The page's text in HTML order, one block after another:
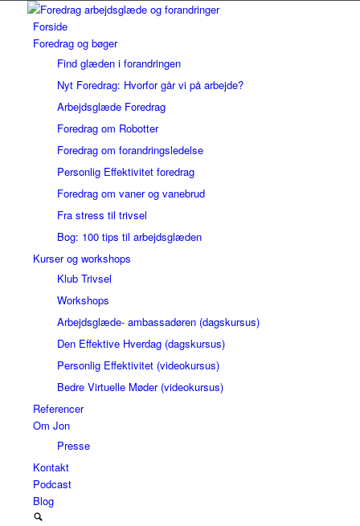
Forside
Foredrag og bøger
Find glæden i forandringen
Nyt Foredrag: Hvorfor går vi på arbejde?
Arbejdsglæde Foredrag
Foredrag om Robotter
Foredrag om forandringsledelse
Personlig Effektivitet foredrag
Foredrag om vaner og vanebrud
Fra stress til trivsel
Bog: 100 tips til arbejdsglæden
Kurser og workshops
Klub Trivsel
Workshops
Arbejdsglæde- ambassadøren (dagskursus)
Den Effektive Hverdag (dagskursus)
Personlig Effektivitet (videokursus)
Bedre Virtuelle Møder (videokursus)
Referencer
Om Jon
Presse
Kontakt
Podcast
Blog